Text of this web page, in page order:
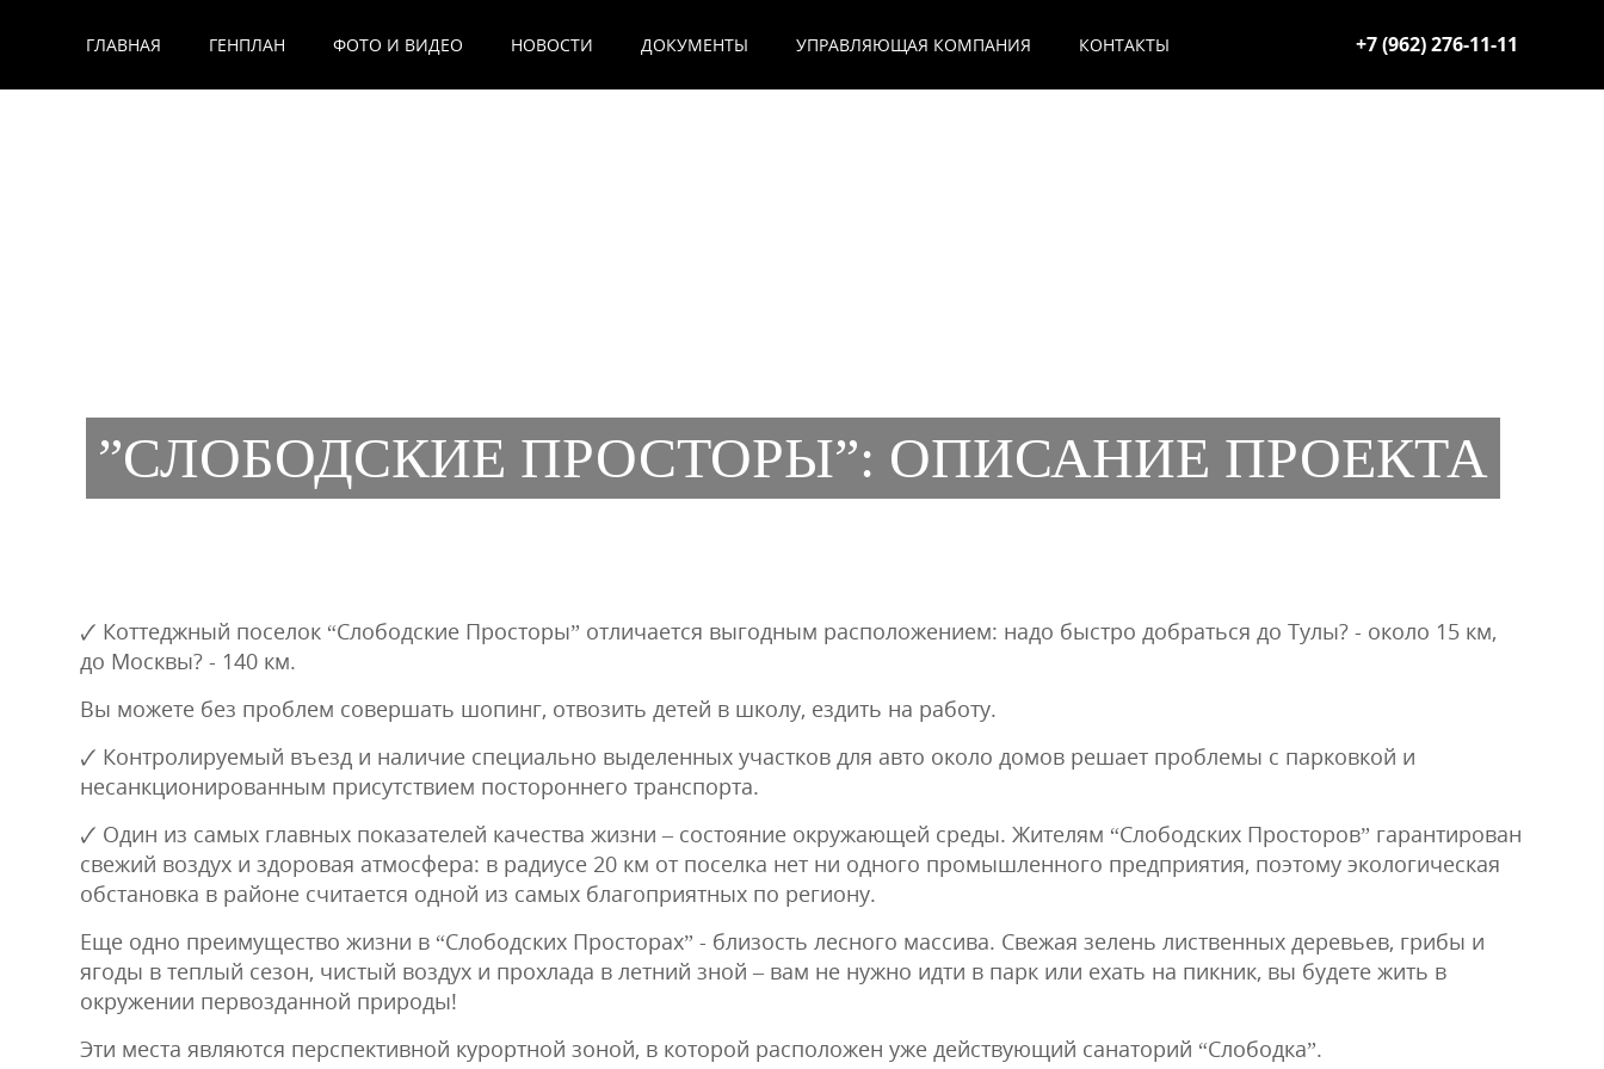
ГЛАВНАЯ ГЕНПЛАН ФОТО И ВИДЕО НОВОСТИ ДОКУМЕНТЫ УПРАВЛЯЮЩАЯ КОМПАНИЯ КОНТАКТЫ +7 (962) 276-11-11
Описание проекта
”СЛОБОДСКИЕ ПРОСТОРЫ”: ОПИСАНИЕ ПРОЕКТА
🗸 Коттеджный поселок “Слободские Просторы” отличается выгодным расположением: надо быстро добраться до Тулы? - около 15 км,
до Москвы? - 140 км.
Вы можете без проблем совершать шопинг, отвозить детей в школу, ездить на работу.
🗸 Контролируемый въезд и наличие специально выделенных участков для авто около домов решает проблемы с парковкой и
несанкционированным присутствием постороннего транспорта.
🗸 Один из самых главных показателей качества жизни – состояние окружающей среды. Жителям “Слободских Просторов” гарантирован
свежий воздух и здоровая атмосфера: в радиусе 20 км от поселка нет ни одного промышленного предприятия, поэтому экологическая
обстановка в районе считается одной из самых благоприятных по региону.
Еще одно преимущество жизни в “Слободских Просторах” - близость лесного массива. Свежая зелень лиственных деревьев, грибы и
ягоды в теплый сезон, чистый воздух и прохлада в летний зной – вам не нужно идти в парк или ехать на пикник, вы будете жить в
окружении первозданной природы!
Эти места являются перспективной курортной зоной, в которой расположен уже действующий санаторий “Слободка”.